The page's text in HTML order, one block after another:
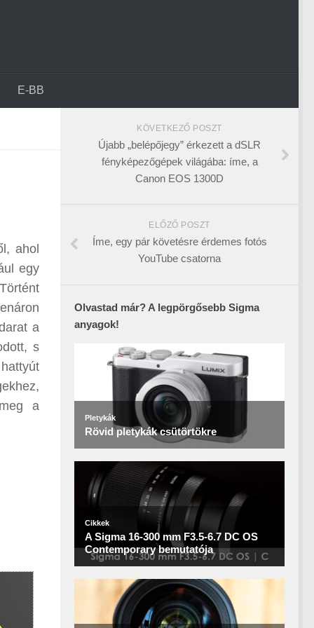
E-BB
ahol
egy
a
s
a
KÖVETKEZŐ POSZT
Újabb „belépőjegy” érkezett a dSLR
fényképezőgépek világába: íme, a
Canon EOS 1300D
ELŐZŐ POSZT
Íme, egy pár követésre érdemes fotós
YouTube csatorna
Olvastad már? A legpörgősebb Sigma
anyagok!